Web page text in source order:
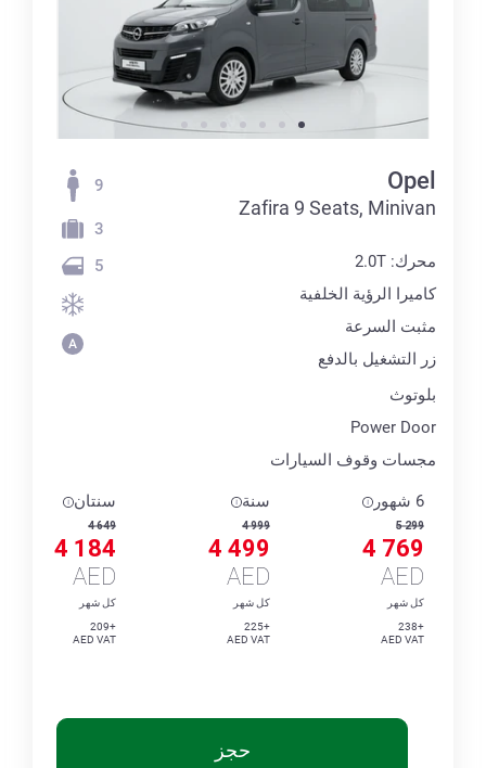
Opel
Zafira 9 Seats, Minivan
محرك: 2.0T
كاميرا الرؤية الخلفية
مثبت السرعة
زر التشغيل بالدفع
بلوتوث
Power Door
مجسات وقوف السيارات
9
3
5
6 شهور
5 299
4 769
AED
كل شهر
+238
AED VAT
سنة
4 999
4 499
AED
كل شهر
+225
AED VAT
سنتان
4 649
4 184
AED
كل شهر
+209
AED VAT
حجز